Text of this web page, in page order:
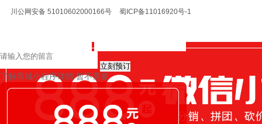
川公网安备 51010602000166号 蜀ICP备11016920号-1
立刻预订
了解商城小程序详情 暂不需要